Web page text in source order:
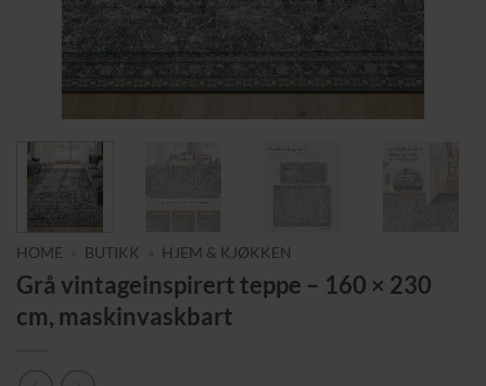
HOME BUTIKK HJEM & KJØKKEN
Grå vintageinspirert teppe – 160 × 230
cm, maskinvaskbart